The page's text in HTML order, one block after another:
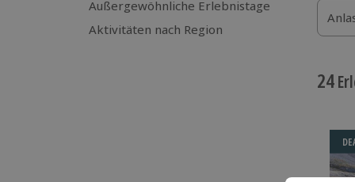
Außergewöhnliche Erlebnistage
Aktivitäten nach Region
24